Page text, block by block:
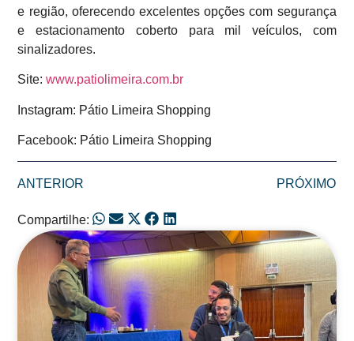
e região, oferecendo excelentes opções com segurança
e estacionamento coberto para mil veículos, com
sinalizadores.
Site:www.patiolimeira.com.br
Instagram: Pátio Limeira Shopping
Facebook: Pátio Limeira Shopping
ANTERIOR PRÓXIMO
Compartilhe:
Posts Relacionados